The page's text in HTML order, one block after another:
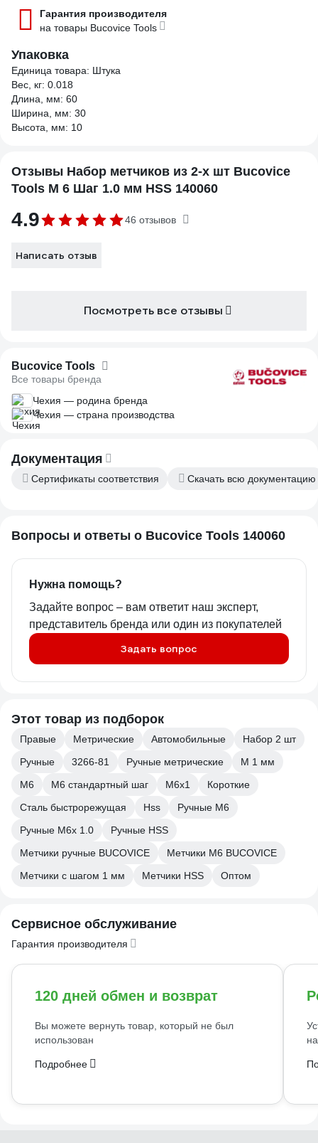
Гарантия производителя
на товары Bucovice Tools
Упаковка
Единица товара: Штука
Вес, кг: 0.018
Длина, мм: 60
Ширина, мм: 30
Высота, мм: 10
Отзывы Набор метчиков из 2-х шт Bucovice
Tools М 6 Шаг 1.0 мм HSS 140060
4.9 46 отзывов
Написать отзыв
Посмотреть все отзывы
Bucovice Tools
Все товары бренда
Чехия — родина бренда
Чехия — страна производства
Документация
Сертификаты соответствия Скачать всю документацию
Вопросы и ответы о Bucovice Tools 140060
Нужна помощь?
Задайте вопрос – вам ответит наш эксперт,
представитель бренда или один из покупателей
Задать вопрос
Этот товар из подборок
Правые Метрические Автомобильные
Набор 2 шт
Ручные
3266-81 Ручные метрические
М 1 мм
М6
М6 стандартный шаг М6х1
Короткие
Сталь быстрорежущая
Hss
Ручные М6
Ручные М6х 1.0
Ручные HSS
Метчики ручные BUCOVICE
Метчики М6 BUCOVICE
Метчики с шагом 1 мм
Метчики HSS Оптом
Сервисное обслуживание
Гарантия производителя
120 дней обмен и возврат
Вы можете вернуть товар, который не был
использован
Подробнее